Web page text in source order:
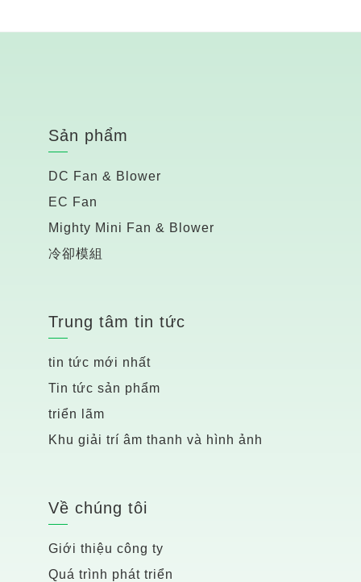
Sản phẩm
DC Fan & Blower
EC Fan
Mighty Mini Fan & Blower
冷卻模組
Trung tâm tin tức
tin tức mới nhất
Tin tức sản phẩm
triển lãm
Khu giải trí âm thanh và hình ảnh
Về chúng tôi
Giới thiệu công ty
Quá trình phát triển